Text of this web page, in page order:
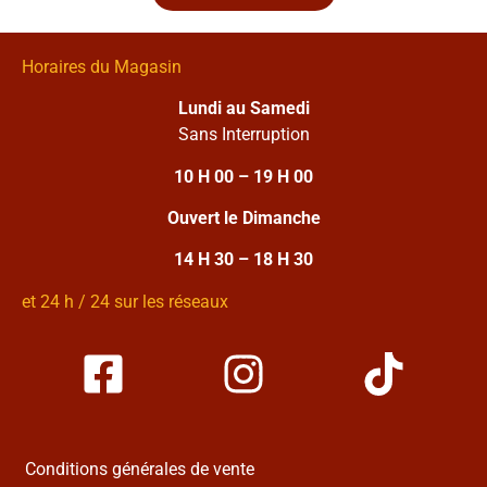
Horaires du Magasin
Lundi au Samedi
Sans Interruption
10 H 00 – 19 H 00
Ouvert le Dimanche
14 H 30 – 18 H 30
et 24 h / 24 sur les réseaux
Conditions générales de vente